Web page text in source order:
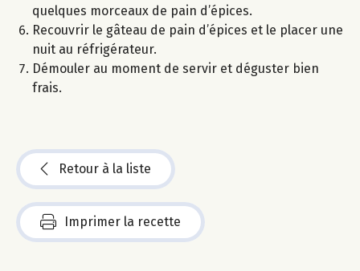
quelques morceaux de pain d’épices.
Recouvrir le gâteau de pain d’épices et le placer une
nuit au réfrigérateur.
Démouler au moment de servir et déguster bien
frais.
Retour à la liste
Imprimer la recette